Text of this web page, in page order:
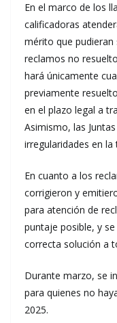
En el marco de los
calificadoras
mérito que
reclamos no
hará únicamente
previamente
en el plazo legal a
Asimismo, las
irregularidades en
En cuanto a los
corrigieron y
para atención de
puntaje posible, y
correcta solución a
Durante marzo, se
para quienes no
2025.